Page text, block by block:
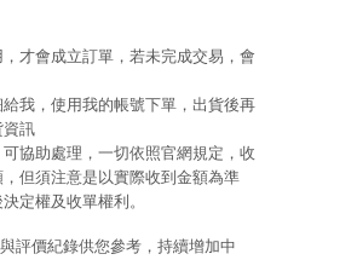
才會成立訂單，若未完成交易，會
我，使用我的帳號下單，出貨後再
訊
協助處理，一切依照官網規定，收
但須注意是以實際收到金額為準
定權及收單權利。
評價紀錄供您參考，持續增加中